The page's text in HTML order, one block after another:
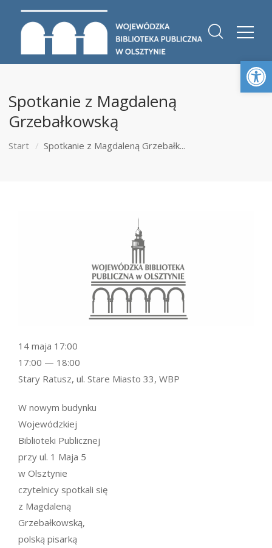
Spotkanie z Magdaleną
Grzebałkowską
Start Spotkanie z Magdaleną Grzebałk...
W nowym budynku
Wojewódzkiej
Biblioteki Publicznej
przy ul. 1 Maja 5
w Olsztynie
czytelnicy spotkali się
z Magdaleną
Grzebałkowską,
polską pisarką
14 maja 17:00
17:00 — 18:00
Stary Ratusz, ul. Stare Miasto 33, WBP